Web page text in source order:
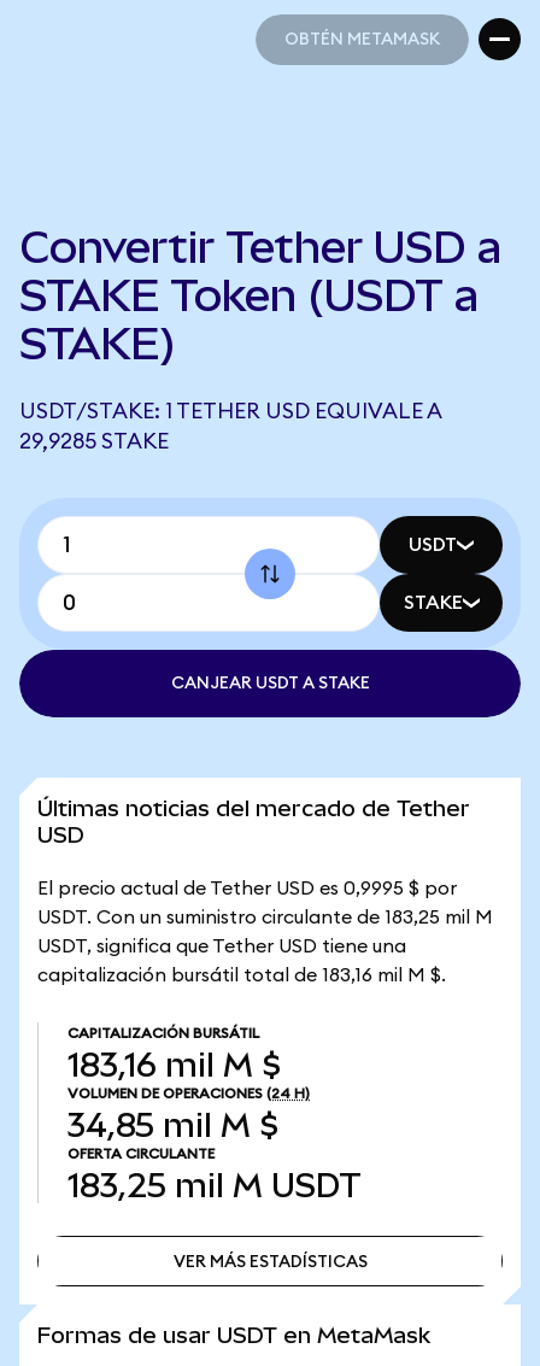
OBTÉN METAMASK
Convertir Tether USD a
STAKE Token (USDT a
STAKE)
USDT/STAKE: 1 TETHER USD EQUIVALE A
29,9285 STAKE
USDT
STAKE
CANJEAR USDT A STAKE
Últimas noticias del mercado de Tether
USD
El precio actual de Tether USD es 0,9995 $ por
USDT. Con un suministro circulante de 183,25 mil M
USDT, significa que Tether USD tiene una
capitalización bursátil total de 183,16 mil M $.
CAPITALIZACIÓN BURSÁTIL
183,16 mil M $
VOLUMEN DE OPERACIONES (24 H)
34,85 mil M $
OFERTA CIRCULANTE
183,25 mil M USDT
VER MÁS ESTADÍSTICAS
Formas de usar USDT en MetaMask